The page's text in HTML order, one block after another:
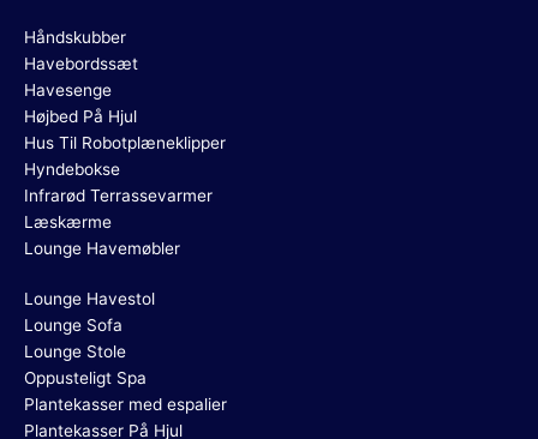
Håndskubber
Havebordssæt
Havesenge
Højbed På Hjul
Hus Til Robotplæneklipper
Hyndebokse
Infrarød Terrassevarmer
Læskærme
Lounge Havemøbler
Lounge Havestol
Lounge Sofa
Lounge Stole
Oppusteligt Spa
Plantekasser med espalier
Plantekasser På Hjul